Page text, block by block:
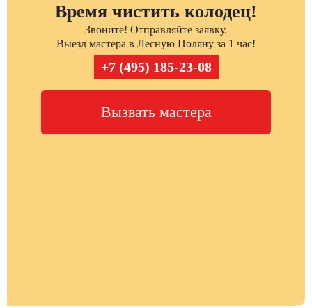
Время чистить колодец!
Звоните! Отправляйте заявку.
Выезд мастера в Лесную Поляну за 1 час!
+7 (495) 185-23-08
Вызвать мастера